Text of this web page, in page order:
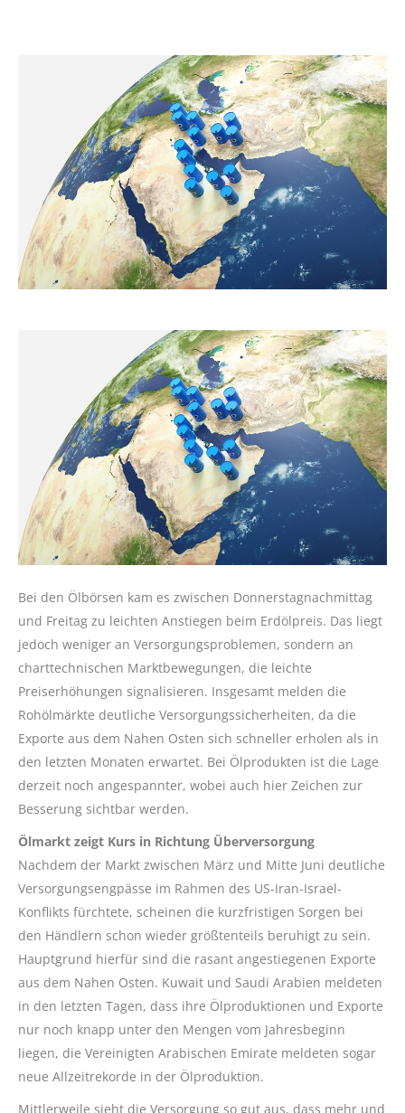
Bei den Ölbörsen kam es zwischen Donnerstagnachmittag
und Freitag zu leichten Anstiegen beim Erdölpreis. Das liegt
jedoch weniger an Versorgungsproblemen, sondern an
charttechnischen Marktbewegungen, die leichte
Preiserhöhungen signalisieren. Insgesamt melden die
Rohölmärkte deutliche Versorgungssicherheiten, da die
Exporte aus dem Nahen Osten sich schneller erholen als in
den letzten Monaten erwartet. Bei Ölprodukten ist die Lage
derzeit noch angespannter, wobei auch hier Zeichen zur
Besserung sichtbar werden.
Ölmarkt zeigt Kurs in Richtung Überversorgung
Nachdem der Markt zwischen März und Mitte Juni deutliche
Versorgungsengpässe im Rahmen des US-Iran-Israel-
Konflikts fürchtete, scheinen die kurzfristigen Sorgen bei
den Händlern schon wieder größtenteils beruhigt zu sein.
Hauptgrund hierfür sind die rasant angestiegenen Exporte
aus dem Nahen Osten. Kuwait und Saudi Arabien meldeten
in den letzten Tagen, dass ihre Ölproduktionen und Exporte
nur noch knapp unter den Mengen vom Jahresbeginn
liegen, die Vereinigten Arabischen Emirate meldeten sogar
neue Allzeitrekorde in der Ölproduktion.
Mittlerweile sieht die Versorgung so gut aus, dass mehr und